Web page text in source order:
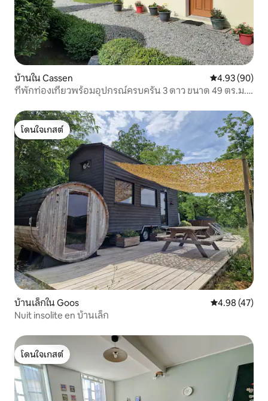
บ้านใน Cassen คะแนนเฉลี่ย
4.93 (90)
ที่พักท่องเที่ยวพร้อมอุปกรณ์ครบครัน 3 ดาว ขนาด 49 ตร.ม.
โดนใจเกสต์
โดนใจเกสต์
บ้านเล็กใน Goos คะแนนเฉลี่ย
4.98 (47)
Nuit insolite en บ้านเล็ก
โดนใจเกสต์
โดนใจเกสต์